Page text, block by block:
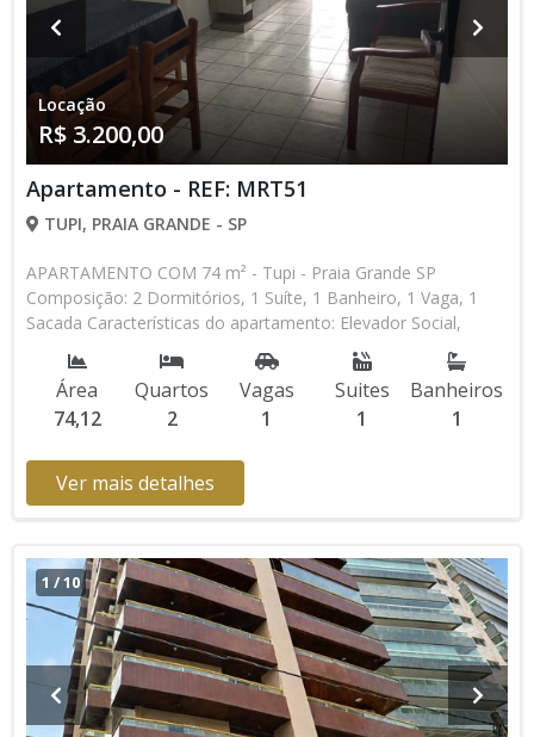
Locação
R$ 3.200,00
Apartamento - REF: MRT51
TUPI, PRAIA GRANDE - SP
APARTAMENTO COM 74 m² - Tupi - Praia Grande SP
Composição: 2 Dormitórios, 1 Suíte, 1 Banheiro, 1 Vaga, 1
Sacada Características do apartamento: Elevador Social,
Elevador de Serviço, Portaria 24h, Piscina, Salão de Jogos,
Salão de Festas * Os valores e disponibilidade podem ser
alterados sem prévio aviso. Favor verificar entrando em
contato com nossa equipe
Área
74,12
Quartos
2
Vagas
1
Suites
1
Banheiros
1
Ver mais detalhes
1 /10